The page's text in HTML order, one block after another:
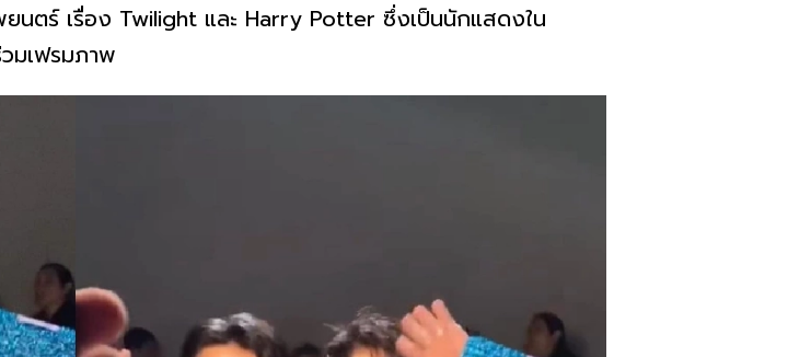
นตร์ เรื่อง Twilight และ Harry Potter ซึ่งเป็นนักแสดงใน
มเฟรมภาพ